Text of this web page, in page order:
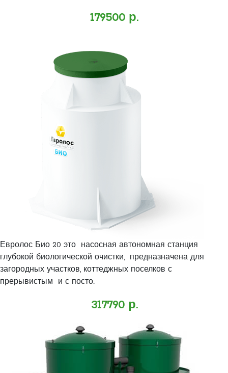
179500 р.
Евролос Био 20 это насосная автономная станция
глубокой биологической очистки, предназначена для
загородных участков, коттеджных поселков с
прерывистым и с посто..
317790 р.